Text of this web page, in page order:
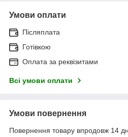
Умови оплати
Післяплата
Готівкою
Оплата за реквізитами
Всі умови оплати
Умови повернення
Повернення товару впродовж 14